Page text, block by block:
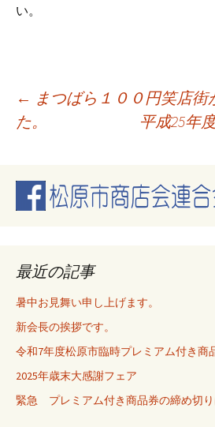
い。
投
ナ
ビ
ゲ
ー
シ
← まつばら１００円笑店街
た。
平成25年
最近の記事
暑中お見舞い申し上げます。
新会長の挨拶です。
令和7年度松原市臨時プレミアム付き商
2025年歳末大感謝フェア
緊急 プレミアム付き商品券の締め切り